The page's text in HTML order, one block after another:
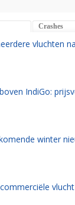
Crashes
vluchten
IndiGo:
winter